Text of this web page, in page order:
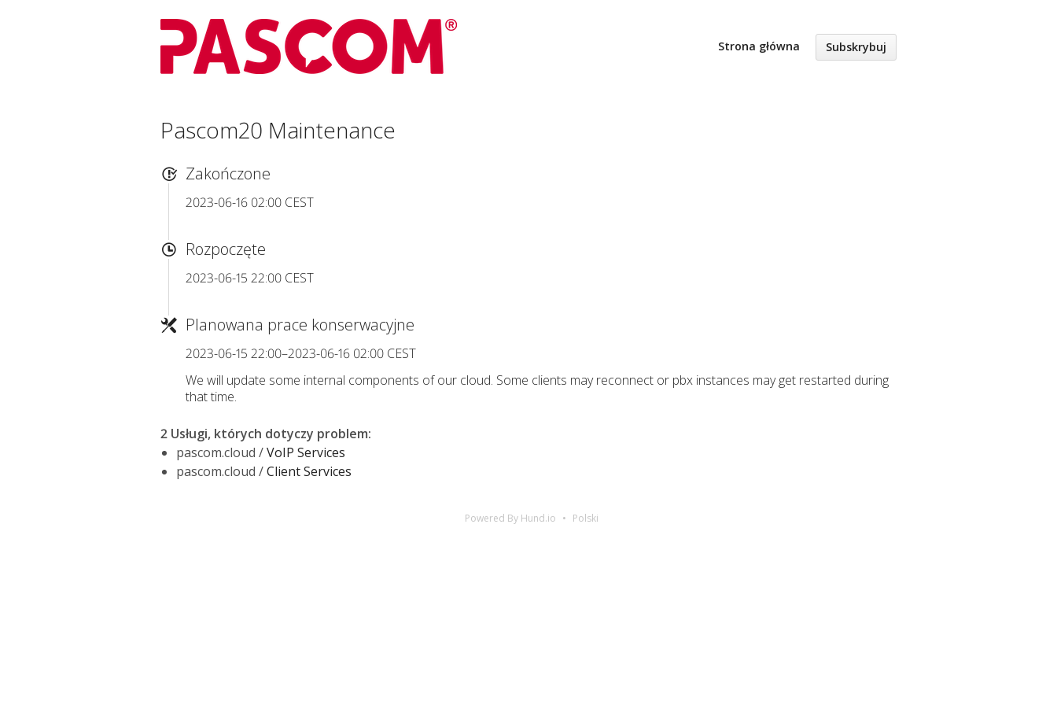
Strona główna Subskrybuj
Pascom20 Maintenance
Zakończone
2023-06-16 02:00 CEST
Rozpoczęte
2023-06-15 22:00 CEST
Planowana prace konserwacyjne
2023-06-15 22:00–2023-06-16 02:00 CEST
We will update some internal components of our cloud. Some clients may reconnect or pbx instances may get restarted during
that time.
2 Usługi, których dotyczy problem:
pascom.cloud /VoIP Services
pascom.cloud /Client Services
Powered By Hund.io Polski